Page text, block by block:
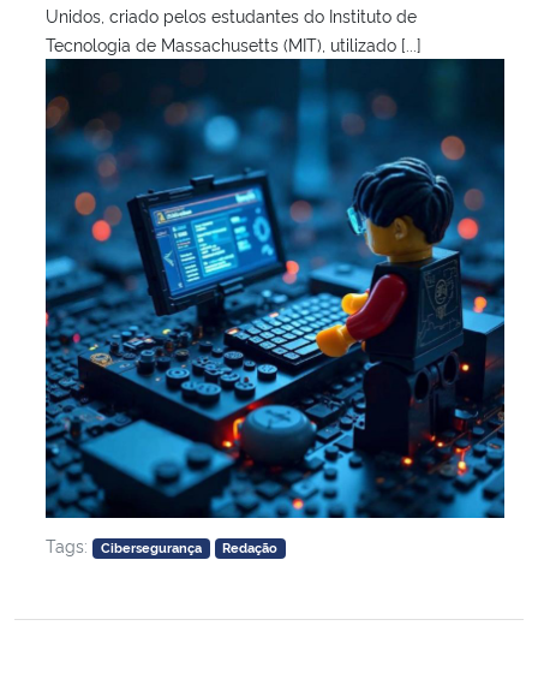
Unidos, criado pelos estudantes do Instituto de
Tecnologia de Massachusetts (MIT), utilizado [...]
Tags: Cibersegurança Redação